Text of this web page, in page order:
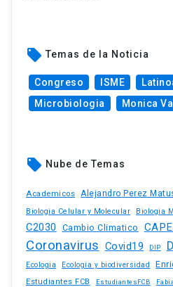
local_offer Temas de la Noticia
Congreso ISME
Microbiologia
Monica
local_offer Nube de Temas
Academicos Alejandro Perez
Biologia Celular y Molecular Biologia
C2030 Cambio Climatico
Coronavirus Covid19 DIP
Ecologia Ecologia y biodiversidad
Estudiantes FCB EstudiantesFCB